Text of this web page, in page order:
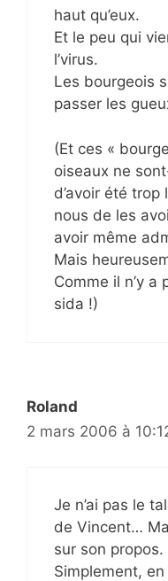
haut qu’eux.
Et le peu qui
l’virus.
Les bourgeois
passer les
(Et ces «
oiseaux ne
d’avoir été trop
nous de les
avoir même
Mais
Comme il n’y a
sida !)
Roland
2 mars 2006 à
Je n’ai pas le
de Vincent…
sur son propos.
Simplement,